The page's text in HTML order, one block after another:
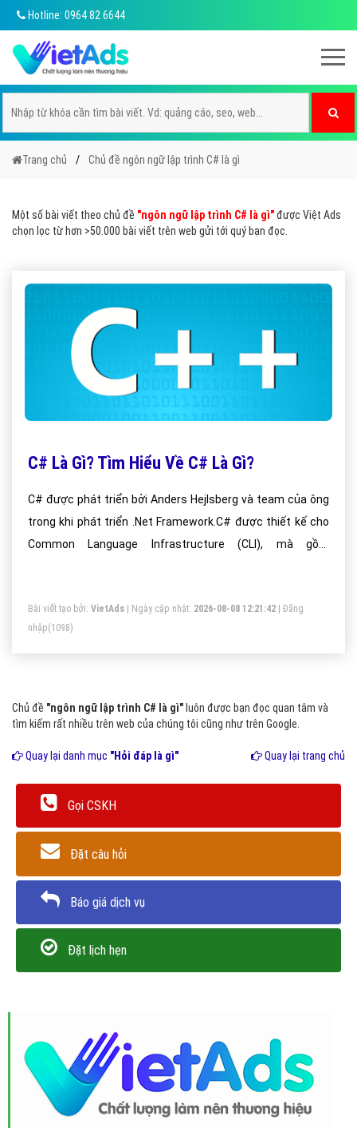
Hotline: 0964 82 6644
Trang chủ Chủ đề ngôn ngữ lập trình C# là gì
Một số bài viết theo chủ đề "ngôn ngữ lập trình C# là gì"được Việt Ads
chọn lọc từ hơn >50.000 bài viết trên web gửi tới quý bạn đọc.
C# Là Gì? Tìm Hiểu Về C# Là Gì?
C# được phát triển bởi Anders Hejlsberg và team của ông
trong khi phát triển .Net Framework.C# được thiết kế cho
Common Language Infrastructure (CLI), mà gồm
tảng và cấu trúc máy tính khác nhau.
Bài viết tạo bởi: VietAds | Ngày cập nhật: 2026-08-08 12:21:42
Đăng
nhập(1098)
Chủ đề "ngôn ngữ lập trình C# là gì" luôn được bạn đọc quan tâm và
tìm kiếm rất nhiều trên web của chúng tôi cũng như trên Google.
Quay lại danh mục "Hỏi đáp là gì" Quay lại trang chủ
Gọi CSKH
Đặt câu hỏi
Báo giá dịch vụ
Đặt lịch hẹn